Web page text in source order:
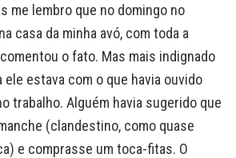
me lembro que no domingo no
casa da minha avó, com toda a
o fato. Mas mais indignado
ele estava com o que havia ouvido
trabalho. Alguém havia sugerido que
(clandestino, como quase
e comprasse um toca-fitas. O